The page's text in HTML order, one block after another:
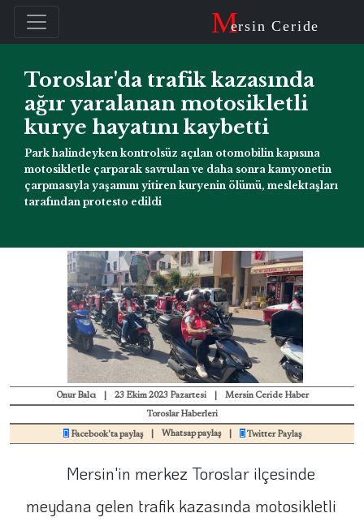
Mersin Ceride
Toroslar'da trafik kazasında
ağır yaralanan motosikletli
kurye hayatını kaybetti
Park halindeyken kontrolsüz açılan otomobilin kapısına
motosikletle çarparak savrulan ve daha sonra kamyonetin
çarpmasıyla yaşamını yitiren kuryenin ölümü, meslektaşları
tarafından protesto edildi
Onur Balcı 23 Ekim 2023 Pazartesi Mersin Ceride Haber
Toroslar Haberleri
Facebook'ta paylaş Whatsap paylaş Twitter Paylaş
Mersin'in merkez Toroslar ilçesinde
meydana gelen trafik kazasında motosikletli